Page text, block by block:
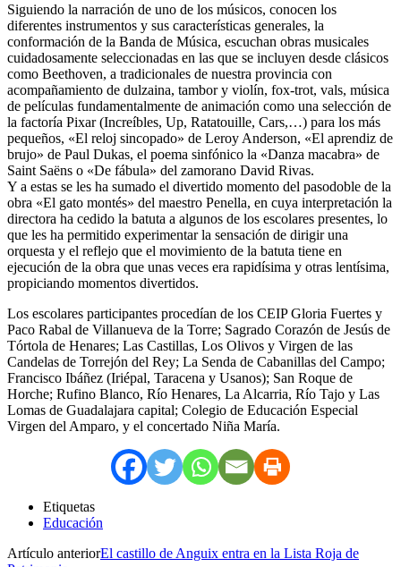
Siguiendo la narración de uno de los músicos, conocen los
diferentes instrumentos y sus características generales, la
conformación de la Banda de Música, escuchan obras musicales
cuidadosamente seleccionadas en las que se incluyen desde clásicos
como Beethoven, a tradicionales de nuestra provincia con
acompañamiento de dulzaina, tambor y violín, fox-trot, vals, música
de películas fundamentalmente de animación como una selección de
la factoría Pixar (Increíbles, Up, Ratatouille, Cars,…) para los más
pequeños, «El reloj sincopado» de Leroy Anderson, «El aprendiz de
brujo» de Paul Dukas, el poema sinfónico la «Danza macabra» de
Saint Saëns o «De fábula» del zamorano David Rivas.
Y a estas se les ha sumado el divertido momento del pasodoble de la
obra «El gato montés» del maestro Penella, en cuya interpretación la
directora ha cedido la batuta a algunos de los escolares presentes, lo
que les ha permitido experimentar la sensación de dirigir una
orquesta y el reflejo que el movimiento de la batuta tiene en
ejecución de la obra que unas veces era rapidísima y otras lentísima,
propiciando momentos divertidos.
Los escolares participantes procedían de los CEIP Gloria Fuertes y
Paco Rabal de Villanueva de la Torre; Sagrado Corazón de Jesús de
Tórtola de Henares; Las Castillas, Los Olivos y Virgen de las
Candelas de Torrejón del Rey; La Senda de Cabanillas del Campo;
Francisco Ibáñez (Iriépal, Taracena y Usanos); San Roque de
Horche; Rufino Blanco, Río Henares, La Alcarria, Río Tajo y Las
Lomas de Guadalajara capital; Colegio de Educación Especial
Virgen del Amparo, y el concertado Niña María.
Etiquetas
Educación
Artículo anteriorEl castillo de Anguix entra en la Lista Roja de